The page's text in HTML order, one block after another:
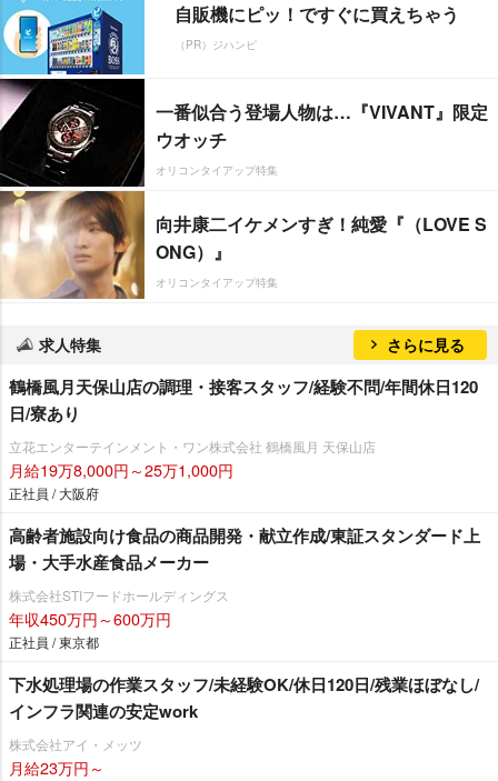
自販機にピッ！ですぐに買えちゃう
（PR）ジハンピ
一番似合う登場人物は…『VIVANT』限定
ウオッチ
オリコンタイアップ特集
向井康二イケメンすぎ！純愛『（LOVE S
ONG）』
オリコンタイアップ特集
求人特集 さらに見る
鶴橋風月天保山店の調理・接客スタッフ/経験不問/年間休日120
日/寮あり
立花エンターテインメント・ワン株式会社 鶴橋風月 天保山店
月給19万8,000円～25万1,000円
正社員 / 大阪府
高齢者施設向け食品の商品開発・献立作成/東証スタンダード上
場・大手水産食品メーカー
株式会社STIフードホールディングス
年収450万円～600万円
正社員 / 東京都
下水処理場の作業スタッフ/未経験OK/休日120日/残業ほぼなし/
インフラ関連の安定work
株式会社アイ・メッツ
月給23万円～